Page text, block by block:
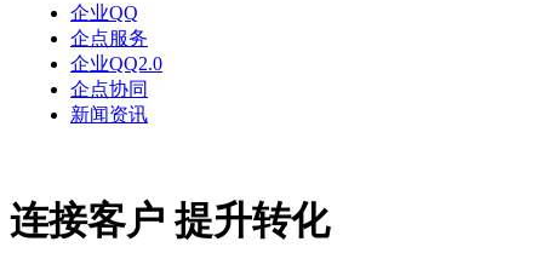
企业QQ
企点服务
企业QQ2.0
企点协同
新闻资讯
连接客户 提升转化